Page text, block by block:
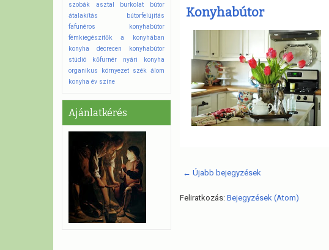
Konyhabútor
← Újabb bejegyzések
Feliratkozás: Bejegyzések (Atom)
szobák
asztal burkolat
bútor
átalakítás
bútorfelújítás
fafunéros konyhabútor
fémkiegészítők a konyhában
konyha decrecen
konyhabútor
stúdió
kőfurnér
nyári konyha
organikus környezet szék álom
konyha év színe
Ajánlatkérés